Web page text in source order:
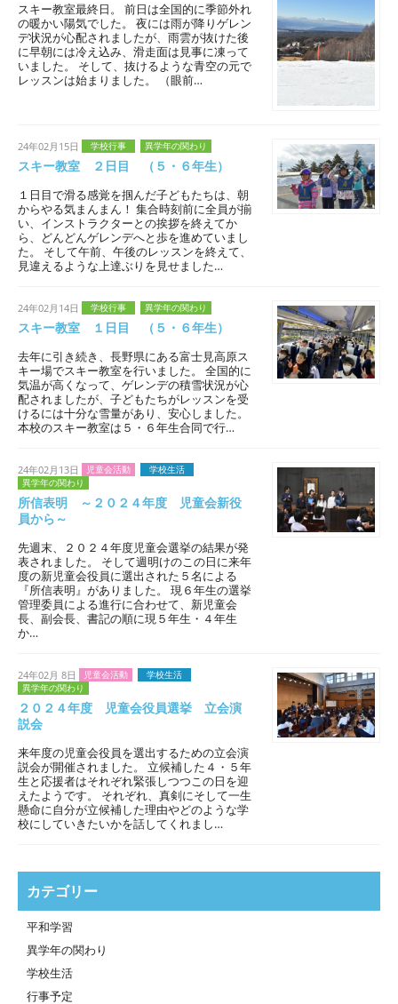
スキー教室最終日。 前日は全国的に季節外れ
の暖かい陽気でした。 夜には雨が降りゲレン
デ状況が心配されましたが、雨雲が抜けた後
に早朝には冷え込み、滑走面は見事に凍って
いました。 そして、抜けるような青空の元で
レッスンは始まりました。 （眼前…
24年02月15日 学校行事 異学年の関わり
スキー教室 ２日目 （５・６年生）
１日目で滑る感覚を掴んだ子どもたちは、朝
からやる気まんまん！ 集合時刻前に全員が揃
い、インストラクターとの挨拶を終えてか
ら、どんどんゲレンデへと歩を進めていまし
た。 そして午前、午後のレッスンを終えて、
見違えるような上達ぶりを見せました…
24年02月14日 学校行事 異学年の関わり
スキー教室 １日目 （５・６年生）
去年に引き続き、長野県にある富士見高原ス
キー場でスキー教室を行いました。 全国的に
気温が高くなって、ゲレンデの積雪状況が心
配されましたが、子どもたちがレッスンを受
けるには十分な雪量があり、安心しました。
本校のスキー教室は５・６年生合同で行…
24年02月13日 児童会活動
学校生活
異学年の関わり
所信表明 ～２０２４年度 児童会新役
員から～
先週末、２０２４年度児童会選挙の結果が発
表されました。 そして週明けのこの日に来年
度の新児童会役員に選出された５名による
『所信表明』がありました。 現６年生の選挙
管理委員による進行に合わせて、新児童会
長、副会長、書記の順に現５年生・４年生
か…
24年02月 8日 児童会活動
学校生活
異学年の関わり
２０２４年度 児童会役員選挙 立会演
説会
来年度の児童会役員を選出するための立会演
説会が開催されました。 立候補した４・５年
生と応援者はそれぞれ緊張しつつこの日を迎
えたようです。 それぞれ、真剣にそして一生
懸命に自分が立候補した理由やどのような学
校にしていきたいかを話してくれまし…
カテゴリー
平和学習
異学年の関わり
学校生活
行事予定